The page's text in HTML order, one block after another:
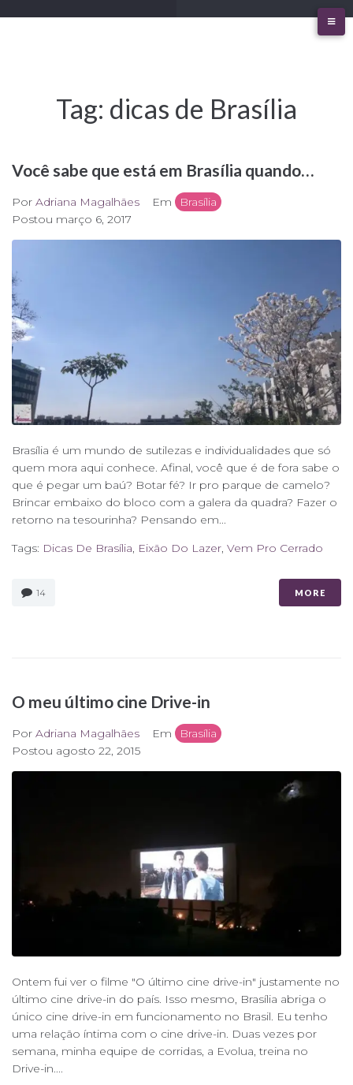
Tag: dicas de Brasília
Você sabe que está em Brasília quando…
Por Adriana Magalhães Em
Brasília
Postou março 6, 2017
Brasília é um mundo de sutilezas e individualidades que só
quem mora aqui conhece. Afinal, você que é de fora sabe o
que é pegar um baú? Botar fé? Ir pro parque de camelo?
Brincar embaixo do bloco com a galera da quadra? Fazer o
retorno na tesourinha? Pensando em...
Tags: Dicas De Brasília, Eixão Do Lazer, Vem Pro Cerrado
14 MORE
O meu último cine Drive-in
Por Adriana Magalhães Em
Brasília
Postou agosto 22, 2015
Ontem fui ver o filme "O último cine drive-in" justamente no
último cine drive-in do país. Isso mesmo, Brasília abriga o
único cine drive-in em funcionamento no Brasil. Eu tenho
uma relação íntima com o cine drive-in. Duas vezes por
semana, minha equipe de corridas, a Evolua, treina no
Drive-in....